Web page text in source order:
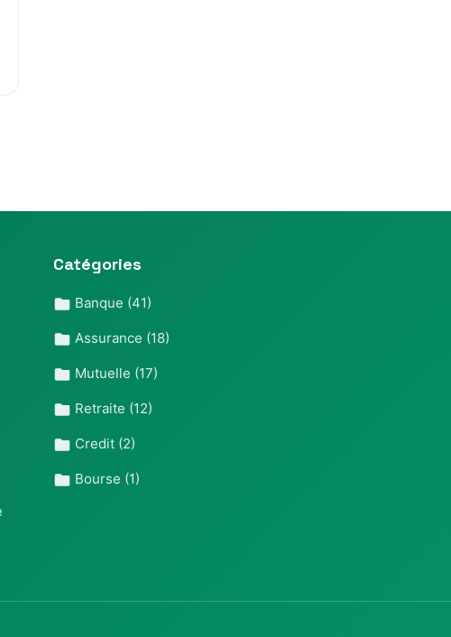
Catégories
Banque (41)
Assurance (18)
Mutuelle (17)
Retraite (12)
Credit (2)
Bourse (1)